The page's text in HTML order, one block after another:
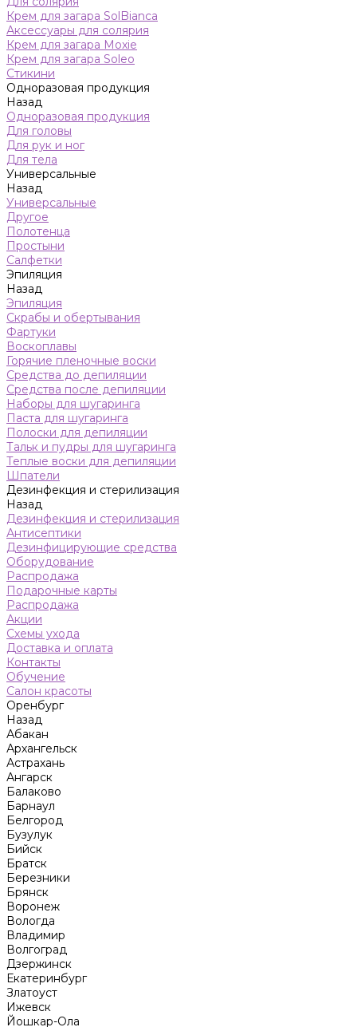
Крем для загара SolBianca
Аксессуары для солярия
Крем для загара Moxie
Крем для загара Soleo
Стикини
Одноразовая продукция
Назад
Одноразовая продукция
Для головы
Для рук и ног
Для тела
Универсальные
Назад
Универсальные
Другое
Полотенца
Простыни
Салфетки
Эпиляция
Назад
Эпиляция
Скрабы и обертывания
Фартуки
Воскоплавы
Горячие пленочные воски
Средства до депиляции
Средства после депиляции
Наборы для шугаринга
Паста для шугаринга
Полоски для депиляции
Тальк и пудры для шугаринга
Теплые воски для депиляции
Шпатели
Дезинфекция и стерилизация
Назад
Дезинфекция и стерилизация
Антисептики
Дезинфицирующие средства
Оборудование
Распродажа
Подарочные карты
Распродажа
Акции
Схемы ухода
Доставка и оплата
Контакты
Обучение
Салон красоты
Оренбург
Назад
Абакан
Архангельск
Астрахань
Ангарск
Балаково
Барнаул
Белгород
Бузулук
Бийск
Братск
Березники
Брянск
Воронеж
Вологда
Владимир
Волгоград
Дзержинск
Екатеринбург
Златоуст
Ижевск
Йошкар-Ола